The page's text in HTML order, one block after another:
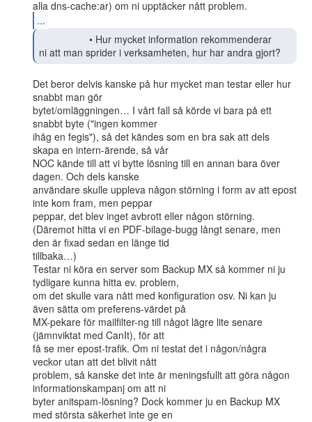
...
ni att man sprider i verksamheten, hur har andra gjort?
Det beror delvis kanske på hur mycket man testar eller hur
snabbt man gör
bytet/omläggningen… I vårt fall så körde vi bara på ett
snabbt byte ("ingen kommer
ihåg en fegis"), så det kändes som en bra sak att dels
skapa en intern-ärende, så vår
NOC kände till att vi bytte lösning till en annan bara över
dagen. Och dels kanske
användare skulle uppleva någon störning i form av att epost
inte kom fram, men peppar
peppar, det blev inget avbrott eller någon störning.
(Däremot hitta vi en PDF-bilage-bugg långt senare, men
den är fixad sedan en länge tid
tillbaka…)
Testar ni köra en server som Backup MX så kommer ni ju
tydligare kunna hitta ev. problem,
om det skulle vara nått med konfiguration osv. Ni kan ju
även sätta om preferens-värdet på
MX-pekare för mailfilter-ng till något lägre lite senare
(jämnviktat med CanIt), för att
få se mer epost-trafik. Om ni testat det i någon/några
veckor utan att det blivit nått
problem, så kanske det inte är meningsfullt att göra någon
informationskampanj om att ni
byter anitspam-lösning? Dock kommer ju en Backup MX
med största säkerhet inte ge en